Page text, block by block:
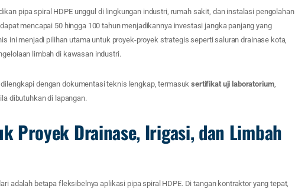
pipa spiral HDPE unggul di lingkungan industri, rumah sakit, dan instalasi pengolahan
mencapai 50 hingga 100 tahun menjadikannya investasi jangka panjang yang
ini menjadi pilihan utama untuk proyek-proyek strategis seperti saluran drainase kota,
limbah di kawasan industri.
dengan dokumentasi teknis lengkap, termasuksertifikat uji laboratorium,
dibutuhkan di lapangan.
Proyek Drainase, Irigasi, dan Limbah
adalah betapa fleksibelnya aplikasi pipa spiral HDPE. Di tangan kontraktor yang tepat,